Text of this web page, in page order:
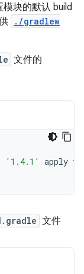
块的默认 build
./gradlew
文件的
'1.4.1' apply
文件